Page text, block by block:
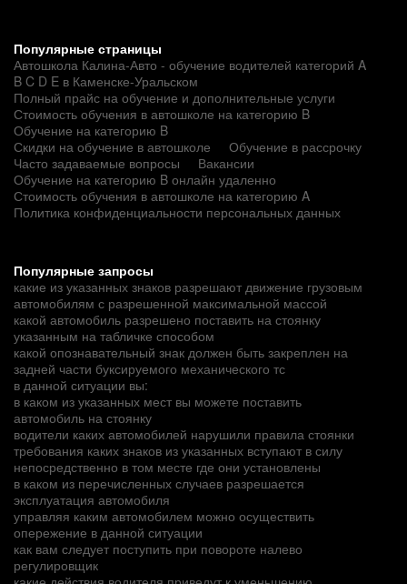
Популярные страницы
Автошкола Калина-Авто - обучение водителей категорий A
B C D E в Каменске-Уральском
Полный прайс на обучение и дополнительные услуги
Стоимость обучения в автошколе на категорию B
Обучение на категорию B
Скидки на обучение в автошколе
Обучение в рассрочку
Часто задаваемые вопросы
Вакансии
Обучение на категорию B онлайн удаленно
Стоимость обучения в автошколе на категорию A
Политика конфиденциальности персональных данных
Популярные запросы
какие из указанных знаков разрешают движение грузовым
автомобилям с разрешенной максимальной массой
какой автомобиль разрешено поставить на стоянку
указанным на табличке способом
какой опознавательный знак должен быть закреплен на
задней части буксируемого механического тс
в данной ситуации вы:
в каком из указанных мест вы можете поставить
автомобиль на стоянку
водители каких автомобилей нарушили правила стоянки
требования каких знаков из указанных вступают в силу
непосредственно в том месте где они установлены
в каком из перечисленных случаев разрешается
эксплуатация автомобиля
управляя каким автомобилем можно осуществить
опережение в данной ситуации
как вам следует поступить при повороте налево
регулировщик